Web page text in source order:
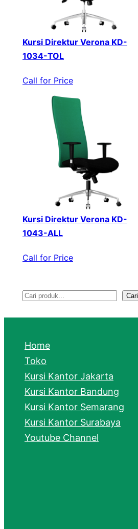
Kursi Direktur Verona KD-
1034-TOL
Call for Price
Kursi Direktur Verona KD-
1043-ALL
Call for Price
S
e
a
r
c
h
Cari
Home
Toko
Kursi Kantor Jakarta
Kursi Kantor Bandung
Kursi Kantor Semarang
Kursi Kantor Surabaya
Youtube Channel